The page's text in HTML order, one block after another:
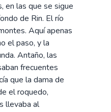
en las que se sigue
de Rin. El río
Aquí apenas
el paso, y la
Antaño, las
frecuentes
que la dama de
el roquedo,
llevaba al